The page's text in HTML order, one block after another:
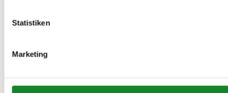
Statistiken
Marketing